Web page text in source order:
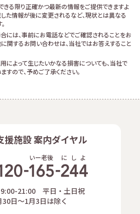
きる限り正確かつ最新の情報をご提供できますよ
した情報が後に変更されるなど、現状とは異なる
には、事前にお電話などでご確認されることをお
関するお問い合わせは、当社ではお答えすること
によって生じたいかなる損害についても、当社で
ので、予めご了承ください。
援施設 案内ダイヤル
いー老後 に し よ
9:00-21:00 平日・土日祝
30日～1月3日は除く